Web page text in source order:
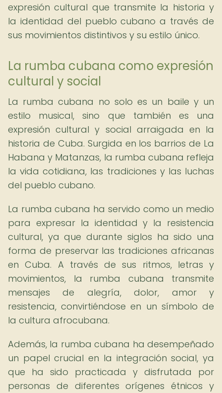
expresión cultural que transmite la historia y
la identidad del pueblo cubano a través de
sus movimientos distintivos y su estilo único.
La rumba cubana como expresión
cultural y social
La rumba cubana no solo es un baile y un
estilo musical, sino que también es una
expresión cultural y social arraigada en la
historia de Cuba. Surgida en los barrios de La
Habana y Matanzas, la rumba cubana refleja
la vida cotidiana, las tradiciones y las luchas
del pueblo cubano.
La rumba cubana ha servido como un medio
para expresar la identidad y la resistencia
cultural, ya que durante siglos ha sido una
forma de preservar las tradiciones africanas
en Cuba. A través de sus ritmos, letras y
movimientos, la rumba cubana transmite
mensajes de alegría, dolor, amor y
resistencia, convirtiéndose en un símbolo de
la cultura afrocubana.
Además, la rumba cubana ha desempeñado
un papel crucial en la integración social, ya
que ha sido practicada y disfrutada por
personas de diferentes orígenes étnicos y